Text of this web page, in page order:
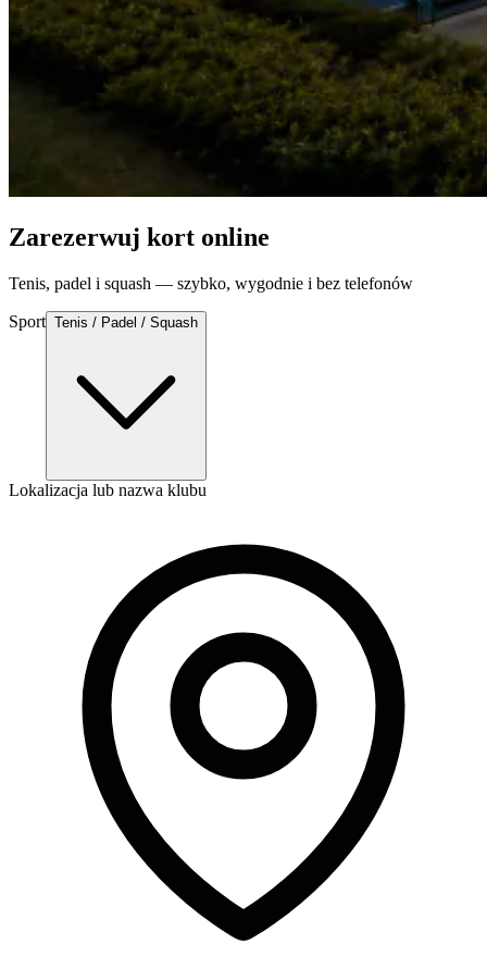
Zarezerwuj kort online
Tenis, padel i squash — szybko, wygodnie i bez telefonów
Sport Tenis / Padel / Squash
Lokalizacja lub nazwa klubu